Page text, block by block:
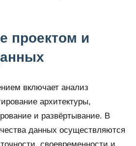
проектом и
включает анализ
архитектуры,
и развёртывание. В
данных осуществляются